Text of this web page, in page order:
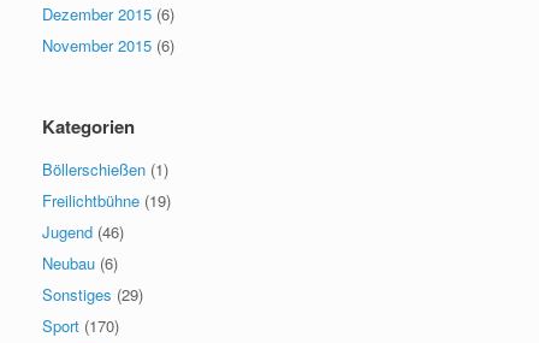
Dezember 2015 (6)
November 2015 (6)
Kategorien
Böllerschießen (1)
Freilichtbühne (19)
Jugend (46)
Neubau (6)
Sonstiges (29)
Sport (170)